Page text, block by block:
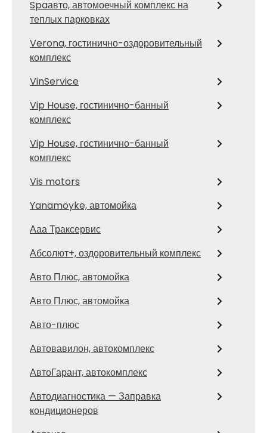
Spaавто, автомоечный комплекс на
теплых парковках
Verona, гостинично-оздоровительный
комплекс
VinService
Vip House, гостинично-банный
комплекс
Vip House, гостинично-банный
комплекс
Vis motors
Yanamoyke, автомойка
Ааа Траксервис
Абсолют+, оздоровительный комплекс
Авто Плюс, автомойка
Авто Плюс, автомойка
Авто-плюс
Автовавилон, автокомплекс
АвтоГарант, автокомплекс
Автодиагностика — Заправка
кондиционеров